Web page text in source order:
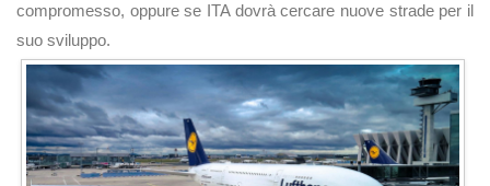
compromesso, oppure se ITA dovrà cercare nuove strade per il
suo sviluppo.